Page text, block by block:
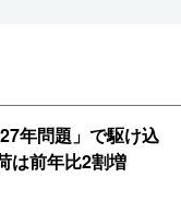
年問題」で駆け込
は前年比2割増